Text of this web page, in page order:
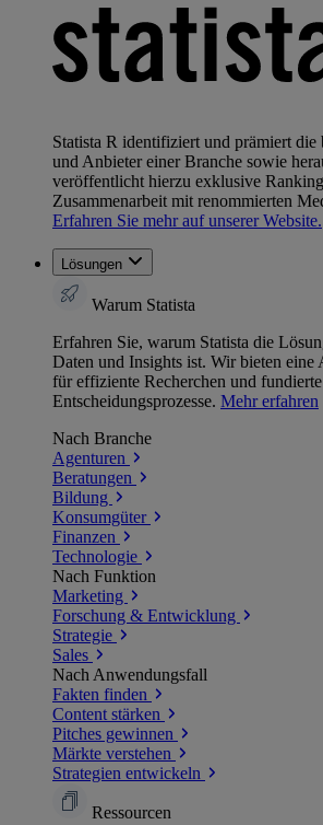
Statista R identifiziert und prämiert die
und Anbieter einer Branche sowie
veröffentlicht hierzu exklusive
Zusammenarbeit mit renommierten
Erfahren Sie mehr auf unserer Website.
Lösungen
Warum Statista
Erfahren Sie, warum Statista die
Daten und Insights ist. Wir bieten
für effiziente Recherchen und fundierte
Entscheidungsprozesse. Mehr erfahren
Nach Branche
Agenturen
Beratungen
Bildung
Konsumgüter
Finanzen
Technologie
Nach Funktion
Marketing
Forschung & Entwicklung
Strategie
Sales
Nach Anwendungsfall
Fakten finden
Content stärken
Pitches gewinnen
Märkte verstehen
Strategien entwickeln
Ressourcen